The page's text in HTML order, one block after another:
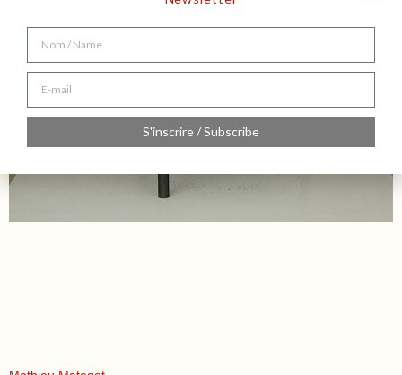
S'inscrire / Subscribe